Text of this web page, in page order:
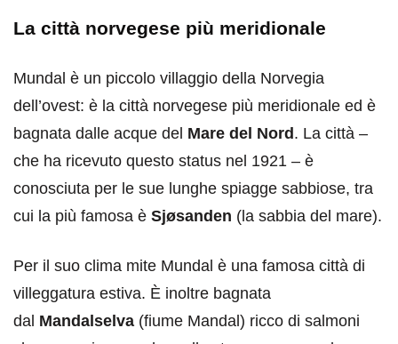
La città norvegese più meridionale
Mundal è un piccolo villaggio della Norvegia
dell’ovest: è la città norvegese più meridionale ed è
bagnata dalle acque del Mare del Nord . La città –
che ha ricevuto questo status nel 1921 – è
conosciuta per le sue lunghe spiagge sabbiose, tra
cui la più famosa è Sjøsanden (la sabbia del mare).
Per il suo clima mite Mundal è una famosa città di
villeggatura estiva. È inoltre bagnata
dal Mandalselva (fiume Mandal) ricco di salmoni